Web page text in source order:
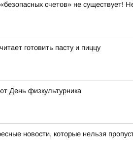
счетов» не существует!
готовить пасту и пиццу
День физкультурника
новости, которые нельзя